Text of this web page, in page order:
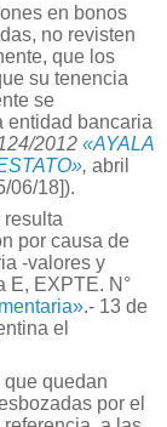
en bonos
no revisten
que los
su tenencia
se
entidad bancaria
2012 «AYALA
, abril
06/18]).
por causa de
-valores y
E, EXPTE. N°
.- 13 de
el
quedan
por el